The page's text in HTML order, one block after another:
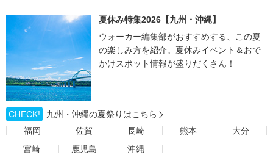
夏休み特集2026【九州・沖縄】
ウォーカー編集部がおすすめする、この夏
の楽しみ方を紹介。夏休みイベント＆おで
かけスポット情報が盛りだくさん！
CHECK!
九州・沖縄の夏祭りはこちら
福岡
佐賀 長崎 熊本
大分
宮崎
鹿児島 沖縄